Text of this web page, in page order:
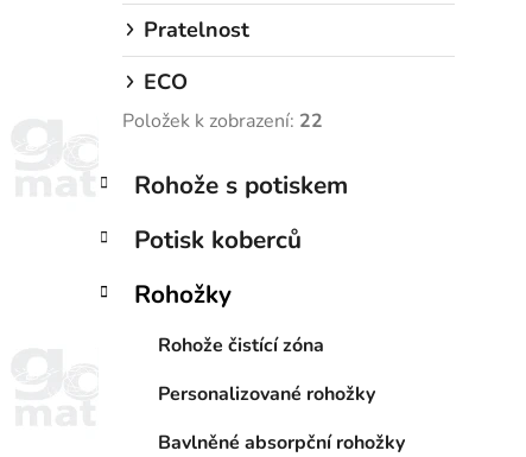
Pratelnost
ECO
Položek k zobrazení: 22
Přeskočit
kategorie
K
a
e
o
Rohože s potiskem
Potisk koberců
Rohožky
Rohože čistící zóna
Personalizované rohožky
Bavlněné absorpční rohožky